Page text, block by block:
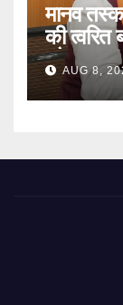
मानव
की त्वरित
और
मुख्यमंत्री
AUG 8,